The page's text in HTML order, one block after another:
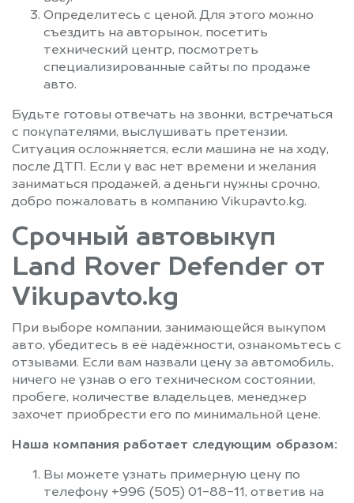
Определитесь с ценой. Для этого можно
съездить на авторынок, посетить
технический центр, посмотреть
специализированные сайты по продаже
авто.
Будьте готовы отвечать на звонки, встречаться
с покупателями, выслушивать претензии.
Ситуация осложняется, если машина не на ходу,
после ДТП. Если у вас нет времени и желания
заниматься продажей, а деньги нужны срочно,
добро пожаловать в компанию Vikupavto.kg.
Срочный автовыкуп
Land Rover Defender от
Vikupavto.kg
При выборе компании, занимающейся выкупом
авто, убедитесь в её надёжности, ознакомьтесь с
отзывами. Если вам назвали цену за автомобиль,
ничего не узнав о его техническом состоянии,
пробеге, количестве владельцев, менеджер
захочет приобрести его по минимальной цене.
Наша компания работает следующим образом:
Вы можете узнать примерную цену по
телефону +996 (505) 01-88-11, ответив на